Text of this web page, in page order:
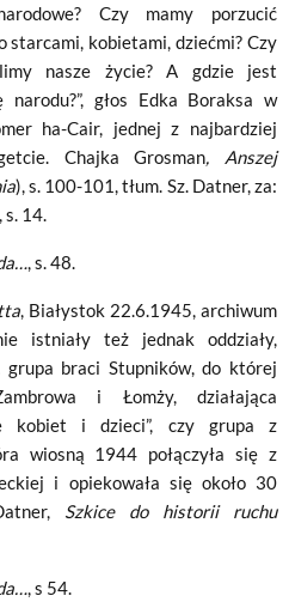
Czy mamy porzucić
starcami, kobietami, dziećmi? Czy
nasze życie? A gdzie jest
głos Edka Boraksa w
ha-Cair, jednej z najbardziej
Chajka Grosman, Anszej
), s. 100-101, tłum. Sz. Datner, za:
s. 14.
, s. 48.
, Białystok 22.6.1945, archiwum
istniały też jednak oddziały,
braci Stupników, do której
i Łomży, działająca
kobiet i dzieci”, czy grupa z
wiosną 1944 połączyła się z
i opiekowała się około 30
Szkice do historii ruchu
, s 54.